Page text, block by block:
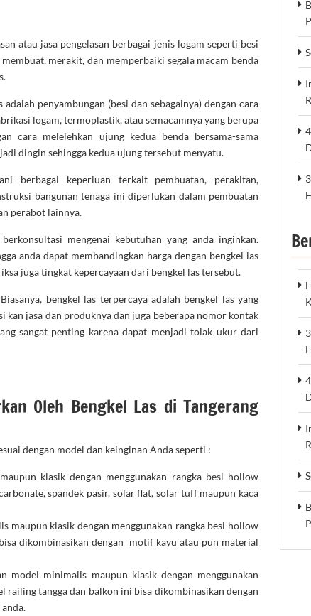
atau jasa pengelasan berbagai jenis logam seperti besi
merakit, dan memperbaiki segala macam benda
adalah penyambungan (besi dan sebagainya) dengan cara
logam, termoplastik, atau semacamnya yang berupa
cara melelehkan ujung kedua benda bersama-sama
dingin sehingga kedua ujung tersebut menyatu.
berbagai keperluan terkait pembuatan, perakitan,
bangunan tenaga ini diperlukan dalam pembuatan
perabot lainnya.
mengenai kebutuhan yang anda inginkan.
anda dapat membandingkan harga dengan bengkel las
juga tingkat kepercayaan dari bengkel las tersebut.
bengkel las terpercaya adalah bengkel las yang
jasa dan produknya dan juga beberapa nomor kontak
sangat penting karena dapat menjadi tolak ukur dari
Oleh Bengkel Las di Tangerang
dengan model dan keinginan Anda seperti :
klasik dengan menggunakan rangka besi hollow
spandek pasir, solar flat, solar tuff maupun kaca
maupun klasik dengan menggunakan rangka besi hollow
dikombinasikan dengan motif kayu atau pun material
model minimalis maupun klasik dengan menggunakan
railing tangga dan balkon ini bisa dikombinasikan dengan